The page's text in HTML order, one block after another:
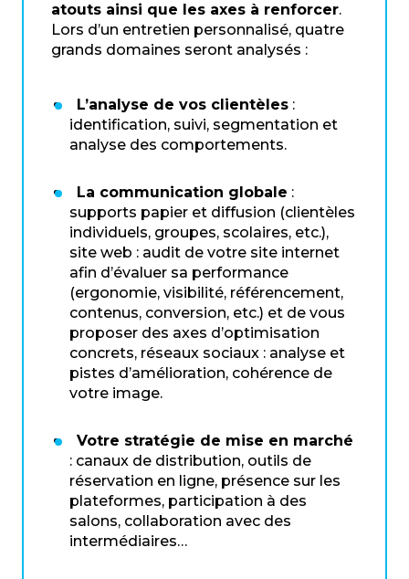
atouts ainsi que les axes à renforcer.
Lors d’un entretien personnalisé, quatre
grands domaines seront analysés :
L’analyse de vos clientèles :
identification, suivi, segmentation et
analyse des comportements.
La communication globale :
supports papier et diffusion (clientèles
individuels, groupes, scolaires, etc.),
site web : audit de votre site internet
afin d’évaluer sa performance
(ergonomie, visibilité, référencement,
contenus, conversion, etc.) et de vous
proposer des axes d’optimisation
concrets, réseaux sociaux : analyse et
pistes d’amélioration, cohérence de
votre image.
Votre stratégie de mise en marché
: canaux de distribution, outils de
réservation en ligne, présence sur les
plateformes, participation à des
salons, collaboration avec des
intermédiaires…